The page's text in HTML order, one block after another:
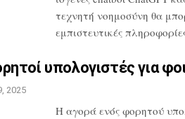
τεχνητή νοημοσύνη θα
εμπιστευτικές
υπολογιστές για
2025
Η αγορά ενός φορητού